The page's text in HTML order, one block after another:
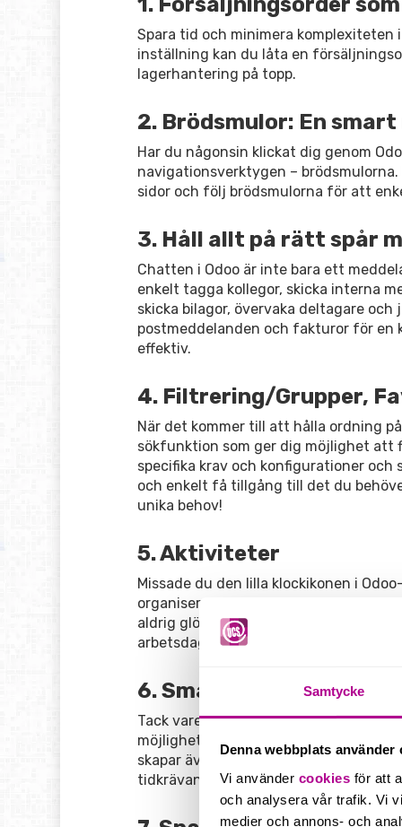
Samtycke
Denna webbplats använder
Vi använder cookies för att
och analysera vår trafik. Vi
medier och annons- och
Spara tid och minimera komplexiteten
inställning kan du låta en
lagerhantering på topp.
2. Brödsmulor: En
Har du någonsin klickat dig genom
navigationsverktygen –
sidor och följ brödsmulorna för att
3. Håll allt på rätt spår
Chatten i Odoo är inte bara ett
enkelt tagga kollegor, skicka interna
skicka bilagor, övervaka deltagare
postmeddelanden och fakturor för en
effektiv.
4. Filtrering/Grupper,
När det kommer till att hålla ordning
sökfunktion som ger dig möjlighet att
specifika krav och konfigurationer
och enkelt få tillgång till det du
unika behov!
5. Aktiviteter
Missade du den lilla klockikonen i
organiserad – Aktiviteter. Med ett
aldrig glömmer att följa upp med
arbetsdag.
6. Smartknappar
Tack vare smartknapparna i Odoo
möjligheter i CRM, hantera möten i
skapar även “brödsmulor” som
tidkrävande sökningar.